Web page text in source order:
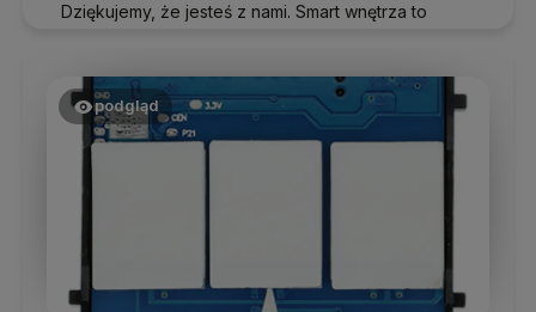
Dziękujemy, że jesteś z nami. Smart wnętrza to
podgląd